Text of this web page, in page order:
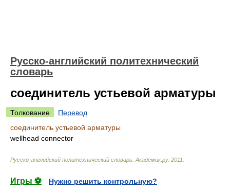
Русско-английский политехнический
словарь
соединитель устьевой арматуры
Толкование
Перевод
соединитель устьевой арматуры
wellhead connector
Русско-английский политехнический словарь Академик.ру. 2011
Игры ⚽
Нужно решить контрольную?